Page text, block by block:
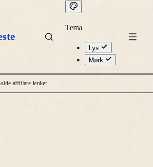
Tema
Lys
Mørk
affiliate-lenker.